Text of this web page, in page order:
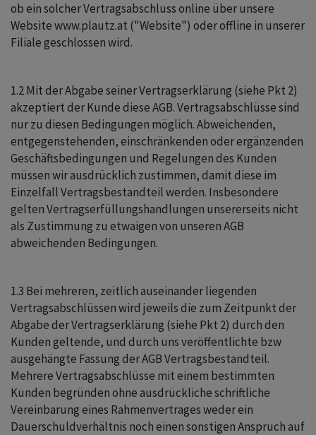
ob ein solcher Vertragsabschluss online über unsere
Website www.plautz.at ("Website") oder offline in unserer
Filiale geschlossen wird.
1.2 Mit der Abgabe seiner Vertragserklärung (siehe Pkt 2)
akzeptiert der Kunde diese AGB. Vertragsabschlüsse sind
nur zu diesen Bedingungen möglich. Abweichenden,
entgegenstehenden, einschränkenden oder ergänzenden
Geschäftsbedingungen und Regelungen des Kunden
müssen wir ausdrücklich zustimmen, damit diese im
Einzelfall Vertragsbestandteil werden. Insbesondere
gelten Vertragserfüllungshandlungen unsererseits nicht
als Zustimmung zu etwaigen von unseren AGB
abweichenden Bedingungen.
1.3 Bei mehreren, zeitlich auseinander liegenden
Vertragsabschlüssen wird jeweils die zum Zeitpunkt der
Abgabe der Vertragserklärung (siehe Pkt 2) durch den
Kunden geltende, und durch uns veröffentlichte bzw
ausgehängte Fassung der AGB Vertragsbestandteil.
Mehrere Vertragsabschlüsse mit einem bestimmten
Kunden begründen ohne ausdrückliche schriftliche
Vereinbarung eines Rahmenvertrages weder ein
Dauerschuldverhältnis noch einen sonstigen Anspruch auf